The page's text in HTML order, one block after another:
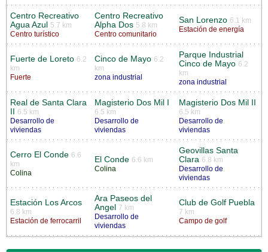
Centro Recreativo
Agua Azul
5.7 km
Centro turístico
Centro Recreativo
Alpha Dos 5.8 km
Centro comunitario
San Lorenzo 6.1 km
Estación de energía
Fuerte de Loreto 6.2
km
Fuerte
Cinco de Mayo 6.2
km
zona industrial
Parque Industrial
Cinco de Mayo 6.2
km
zona industrial
Real de Santa Clara
6.5 km
Desarrollo de
viviendas
Magisterio Dos Mil I
6.5 km
Desarrollo de
viviendas
Magisterio Dos Mil II
6.5 km
Desarrollo de
viviendas
Cerro El Conde 6.6
km
Colina
El Conde 6.6 km
Colina
Geovillas Santa
Clara 6.8 km
Desarrollo de
viviendas
Estación Los Arcos
6.8 km
Estación de ferrocarril
Ara Paseos del
Angel
7 km
Desarrollo de
viviendas
Club de Golf Puebla
7 km
Campo de golf